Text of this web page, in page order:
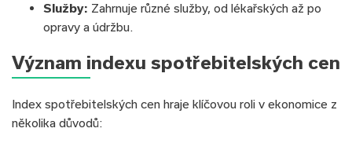
Služby: Zahrnuje různé služby, od lékařských až po
opravy a údržbu.
Význam indexu spotřebitelských cen
Index spotřebitelských cen hraje klíčovou roli v ekonomice z
několika důvodů: